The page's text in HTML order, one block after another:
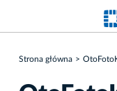
Strona główna